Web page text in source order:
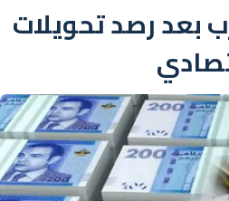
بعد رصد تحويلات